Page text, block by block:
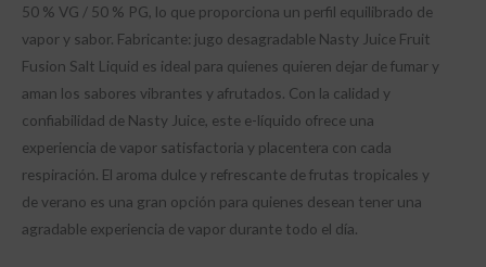
50 % VG / 50 % PG, lo que proporciona un perfil equilibrado de
vapor y sabor. Fabricante: jugo desagradable Nasty Juice Fruit
Fusion Salt Liquid es ideal para quienes quieren dejar de fumar y
aman los sabores vibrantes y afrutados. Con la calidad y
confiabilidad de Nasty Juice, este e-líquido ofrece una
experiencia de vapor satisfactoria y placentera con cada
respiración. El aroma dulce y refrescante de frutas tropicales y
de verano es una gran opción para quienes desean tener una
agradable experiencia de vapor durante todo el día.